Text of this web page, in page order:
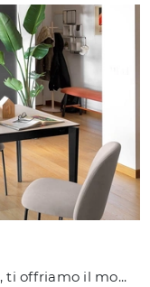
Se vuoi tavoli allungabili moderni, ti offriamo il modello da cucina in ceramica Pentagon Fast della marca Connubia.